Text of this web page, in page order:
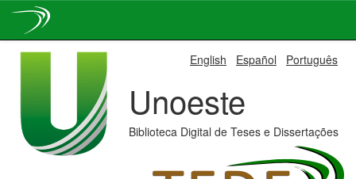
English Español Português
Unoeste
Biblioteca Digital de Teses e Dissertações